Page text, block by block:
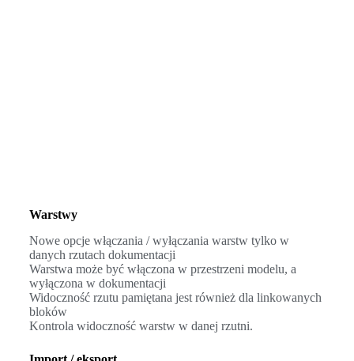
Warstwy
Nowe opcje włączania / wyłączania warstw tylko w
danych rzutach dokumentacji
Warstwa może być włączona w przestrzeni modelu, a
wyłączona w dokumentacji
Widoczność rzutu pamiętana jest również dla linkowanych
bloków
Kontrola widoczność warstw w danej rzutni.